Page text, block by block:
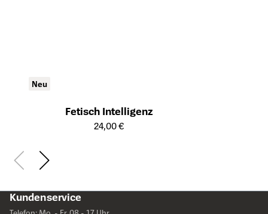
Neu
Fetisch Intelligenz
Öffnet die Detailseite des Produkts
24,00 €
Kundenservice